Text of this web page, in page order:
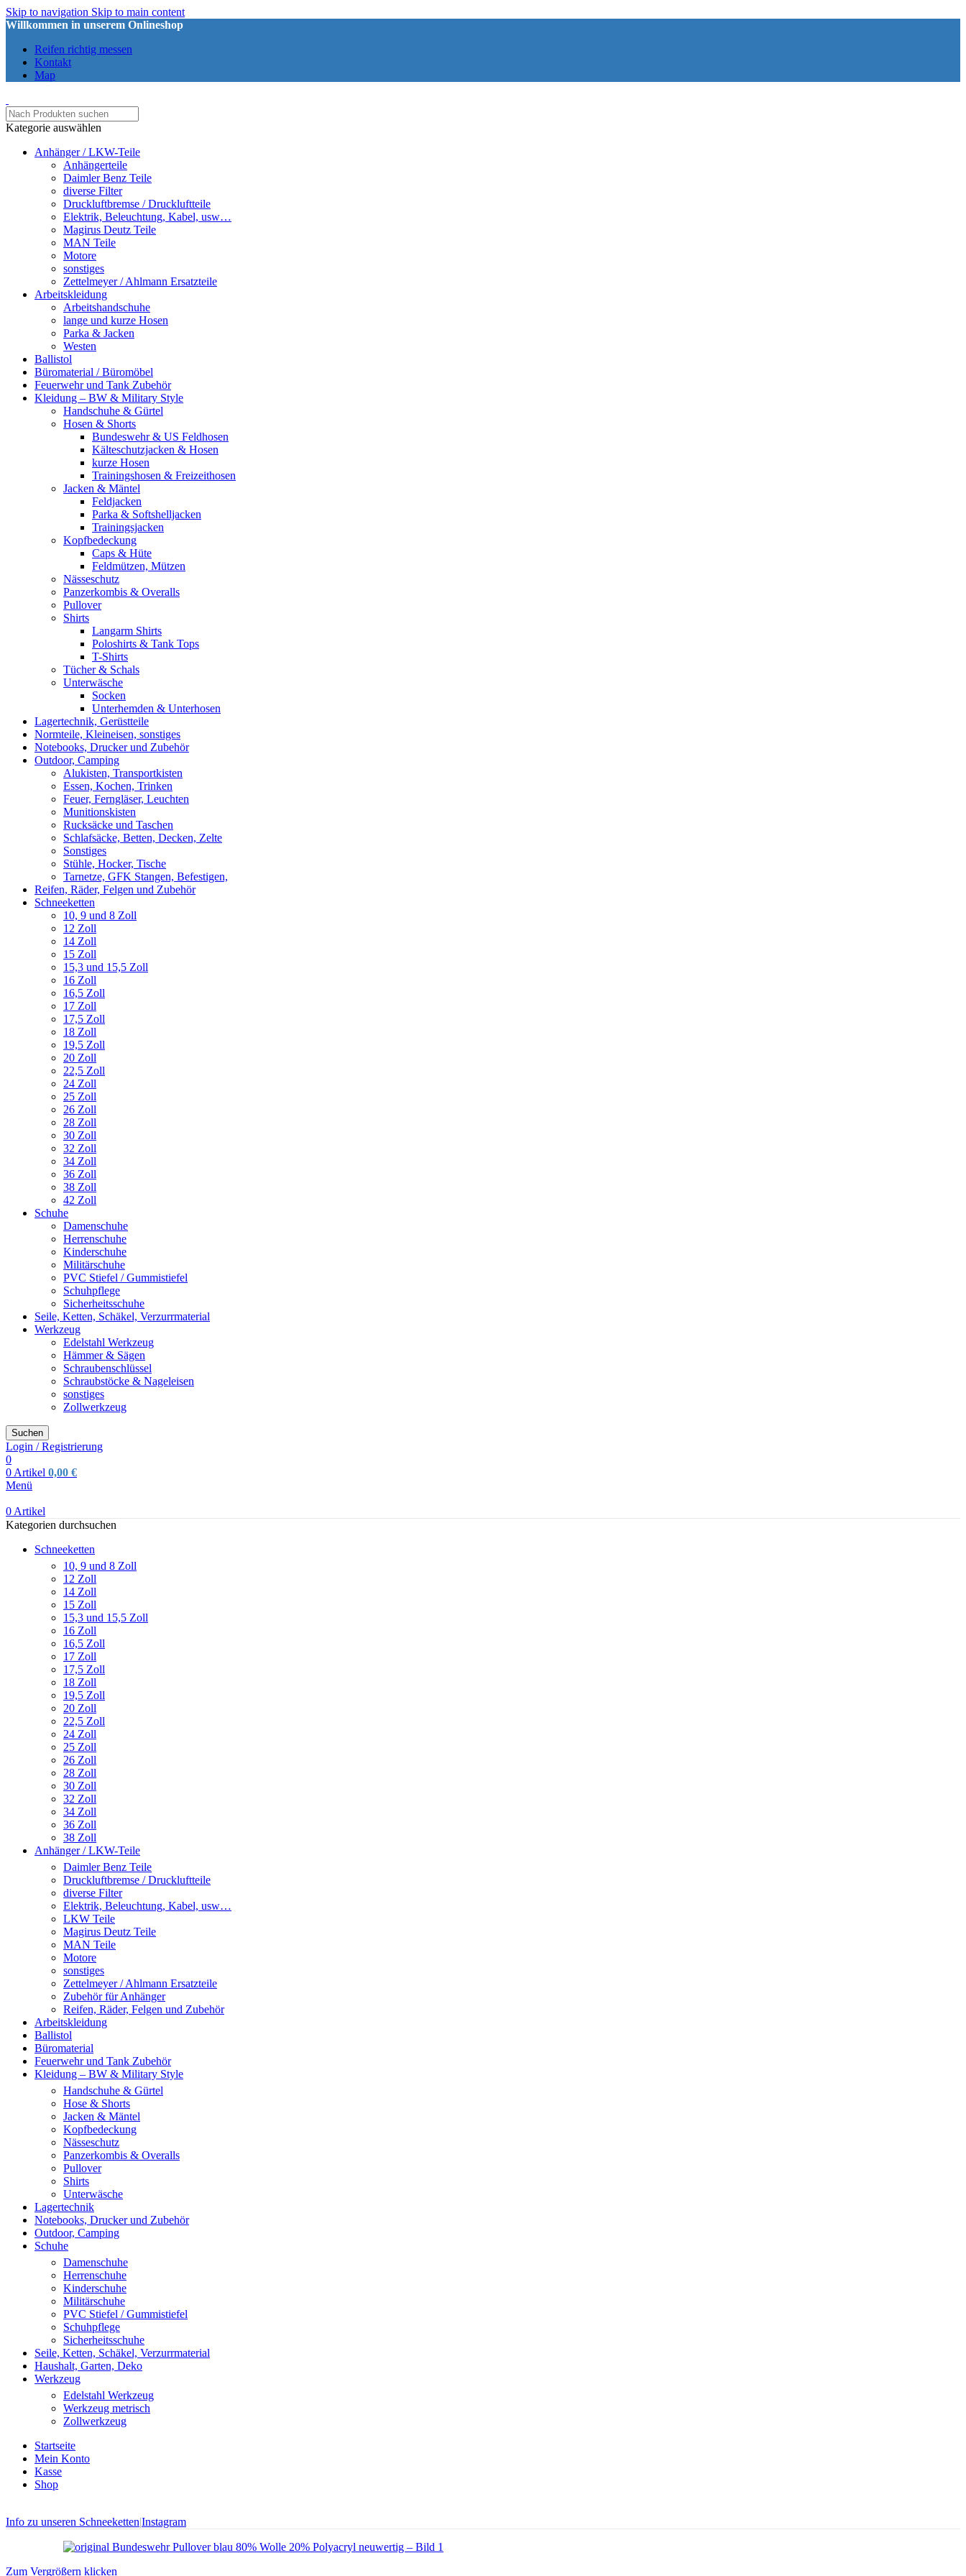
Skip to navigation Skip to main content
Willkommen in unserem Onlineshop
Reifen richtig messen
Kontakt
Map
Kategorie auswählen
Anhänger / LKW-Teile
Anhängerteile
Daimler Benz Teile
diverse Filter
Druckluftbremse / Druckluftteile
Elektrik, Beleuchtung, Kabel, usw…
Magirus Deutz Teile
MAN Teile
Motore
sonstiges
Zettelmeyer / Ahlmann Ersatzteile
Arbeitskleidung
Arbeitshandschuhe
lange und kurze Hosen
Parka & Jacken
Westen
Ballistol
Büromaterial / Büromöbel
Feuerwehr und Tank Zubehör
Kleidung – BW & Military Style
Handschuhe & Gürtel
Hosen & Shorts
Bundeswehr & US Feldhosen
Kälteschutzjacken & Hosen
kurze Hosen
Trainingshosen & Freizeithosen
Jacken & Mäntel
Feldjacken
Parka & Softshelljacken
Trainingsjacken
Kopfbedeckung
Caps & Hüte
Feldmützen, Mützen
Nässeschutz
Panzerkombis & Overalls
Pullover
Shirts
Langarm Shirts
Poloshirts & Tank Tops
T-Shirts
Tücher & Schals
Unterwäsche
Socken
Unterhemden & Unterhosen
Lagertechnik, Gerüstteile
Normteile, Kleineisen, sonstiges
Notebooks, Drucker und Zubehör
Outdoor, Camping
Alukisten, Transportkisten
Essen, Kochen, Trinken
Feuer, Ferngläser, Leuchten
Munitionskisten
Rucksäcke und Taschen
Schlafsäcke, Betten, Decken, Zelte
Sonstiges
Stühle, Hocker, Tische
Tarnetze, GFK Stangen, Befestigen,
Reifen, Räder, Felgen und Zubehör
Schneeketten
10, 9 und 8 Zoll
12 Zoll
14 Zoll
15 Zoll
15,3 und 15,5 Zoll
16 Zoll
16,5 Zoll
17 Zoll
17,5 Zoll
18 Zoll
19,5 Zoll
20 Zoll
22,5 Zoll
24 Zoll
25 Zoll
26 Zoll
28 Zoll
30 Zoll
32 Zoll
34 Zoll
36 Zoll
38 Zoll
42 Zoll
Schuhe
Damenschuhe
Herrenschuhe
Kinderschuhe
Militärschuhe
PVC Stiefel / Gummistiefel
Schuhpflege
Sicherheitsschuhe
Seile, Ketten, Schäkel, Verzurrmaterial
Werkzeug
Edelstahl Werkzeug
Hämmer & Sägen
Schraubenschlüssel
Schraubstöcke & Nageleisen
sonstiges
Zollwerkzeug
Suchen
Login / Registrierung
0
0 Artikel 0,00 €
Menü
0 Artikel
Kategorien durchsuchen
Schneeketten
10, 9 und 8 Zoll
12 Zoll
14 Zoll
15 Zoll
15,3 und 15,5 Zoll
16 Zoll
16,5 Zoll
17 Zoll
17,5 Zoll
18 Zoll
19,5 Zoll
20 Zoll
22,5 Zoll
24 Zoll
25 Zoll
26 Zoll
28 Zoll
30 Zoll
32 Zoll
34 Zoll
36 Zoll
38 Zoll
Anhänger / LKW-Teile
Daimler Benz Teile
Druckluftbremse / Druckluftteile
diverse Filter
Elektrik, Beleuchtung, Kabel, usw…
LKW Teile
Magirus Deutz Teile
MAN Teile
Motore
sonstiges
Zettelmeyer / Ahlmann Ersatzteile
Zubehör für Anhänger
Reifen, Räder, Felgen und Zubehör
Arbeitskleidung
Ballistol
Büromaterial
Feuerwehr und Tank Zubehör
Kleidung – BW & Military Style
Handschuhe & Gürtel
Hose & Shorts
Jacken & Mäntel
Kopfbedeckung
Nässeschutz
Panzerkombis & Overalls
Pullover
Shirts
Unterwäsche
Lagertechnik
Notebooks, Drucker und Zubehör
Outdoor, Camping
Schuhe
Damenschuhe
Herrenschuhe
Kinderschuhe
Militärschuhe
PVC Stiefel / Gummistiefel
Schuhpflege
Sicherheitsschuhe
Seile, Ketten, Schäkel, Verzurrmaterial
Haushalt, Garten, Deko
Werkzeug
Edelstahl Werkzeug
Werkzeug metrisch
Zollwerkzeug
Startseite
Mein Konto
Kasse
Shop
Info zu unseren Schneeketten|Instagram
Zum Vergrößern klicken